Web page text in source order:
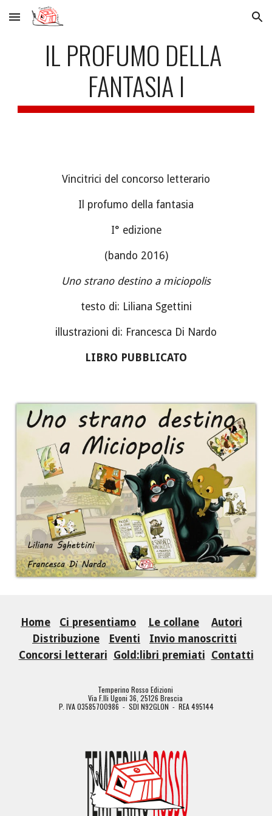
Skip to main content Skip to navigation
IL PROFUMO DELLA
FANTASIA I
Vincitrici del concorso letterario
Il profumo della fantasia
I° edizione
(bando 2016)
Uno strano destino a miciopolis
testo di: Liliana Sgettini
illustrazioni di: Francesca Di Nardo
LIBRO PUBBLICATO
Home Ci presentiamo Le collane
Autori
Distribuzione
Eventi
Invio manoscritti
Concorsi letterari Gold:libri premiati Contatti
Temperino Rosso Edizioni
Via F.lli Ugoni 36, 25126 Brescia
P. IVA 03585700986 - SDI N92GLON - REA 495144